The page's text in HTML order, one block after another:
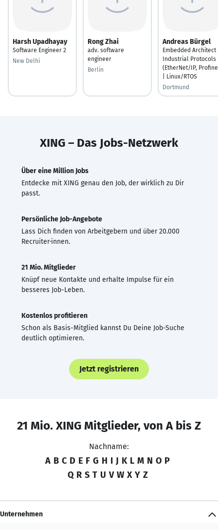
Harsh Upadhayay
Software Engineer 2
New Delhi
Rong Zhai
adv. software
engineer
Berlin
Andreas Bürgel
Embedded Architect
Industrial Protocols
(EtherNet/IP,
| Linux/RTOS
Dortmund
XING – Das Jobs-Netzwerk
Über eine Million Jobs
Entdecke mit XING genau den Job, der wirklich zu Dir
passt.
Persönliche Job-Angebote
Lass Dich finden von Arbeitgebern und über 20.000
Recruiter·innen.
21 Mio. Mitglieder
Knüpf neue Kontakte und erhalte Impulse für ein
besseres Job-Leben.
Kostenlos profitieren
Schon als Basis-Mitglied kannst Du Deine Job-Suche
deutlich optimieren.
Jetzt registrieren
21 Mio. XING Mitglieder, von A bis Z
Nachname:
A B C D E F G H I J K L M N O P
Q R S T U V W X Y Z
Unternehmen